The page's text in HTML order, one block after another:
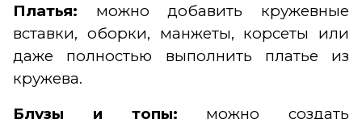
Платья: можно добавить кружевные
вставки, оборки, манжеты, корсеты или
даже полностью выполнить платье из
кружева.
Блузы и топы: можно создать